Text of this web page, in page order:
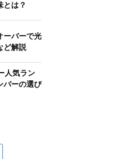
とは？
ーバーで光
ど解説
人気ラン
バーの選び